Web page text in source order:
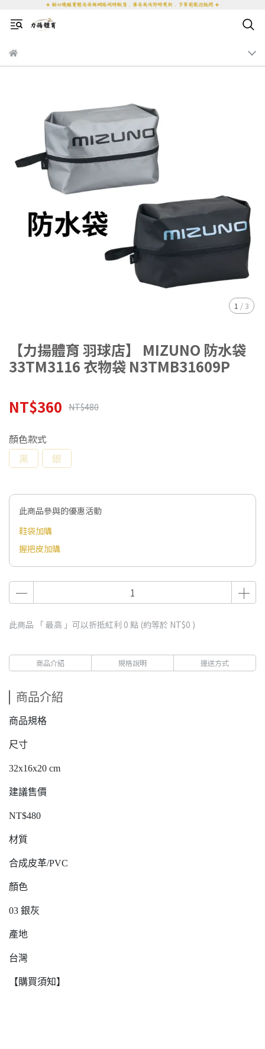
1 /3
【力揚體育 羽球店】 MIZUNO 防水袋
33TM3116 衣物袋 N3TMB31609P
NT$360 NT$480
顏色款式
黑
銀
此商品參與的優惠活動
鞋袋加購
握把皮加購
此商品 「 最高 」可以折抵紅利 0 點 (約等於 NT$0 )
商品介紹 規格說明 運送方式
商品介紹
商品規格
尺寸
32x16x20 cm
建議售價
NT$480
材質
合成皮革/PVC
顏色
03 銀灰
產地
台灣
【購買須知】